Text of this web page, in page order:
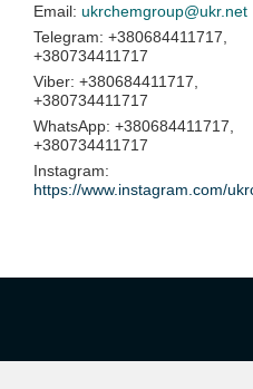
ukrchemgroup@ukr.net
+380684411717,
+380734411717
+380684411717,
+380734411717
+380684411717,
+380734411717
Instagram
https://www.instagram.com/